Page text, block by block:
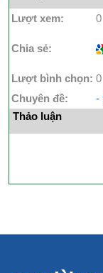
Lượt xem: 0
Chia sẻ:
Lượt bình chọn: 0
Chuyên đề:
-
Thảo luận